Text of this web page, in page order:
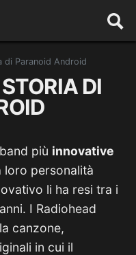
di Paranoid Android
DI
più innovative
loro personalità
li ha resi tra i
I Radiohead
canzone,
in cui il